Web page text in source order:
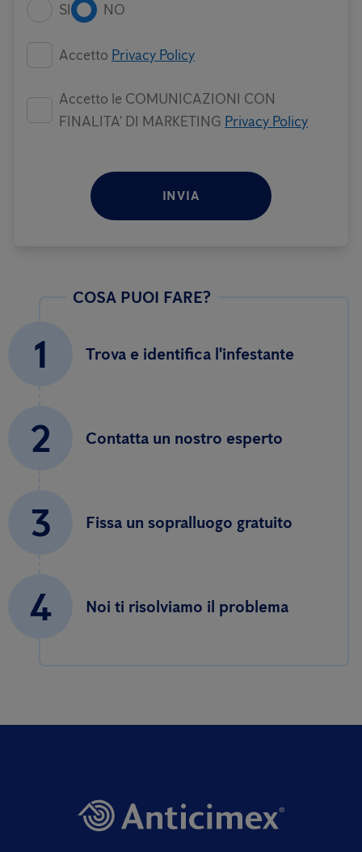
SI NO
Accetto Privacy Policy
Accetto le COMUNICAZIONI CON
FINALITA' DI MARKETING Privacy Policy
INVIA
COSA PUOI FARE?
1 Trova e identifica l'infestante
2 Contatta un nostro esperto
3 Fissa un sopralluogo gratuito
4 Noi ti risolviamo il problema